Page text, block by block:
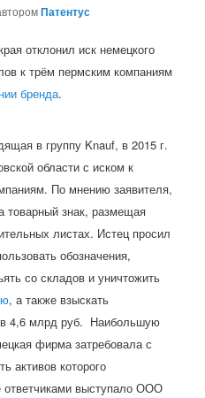
Патентус
отклонил иск немецкого
к трём пермским компаниям
бренда.
в группу Knauf, в 2015 г.
области с иском к
По мнению заявителя,
знак, размещая
листах. Истец просил
обозначения,
со складов и уничтожить
, а также взыскать
4,6 млрд руб. Наибольшую
фирма затребовала с
активов которого
ответчиками выступало ООО